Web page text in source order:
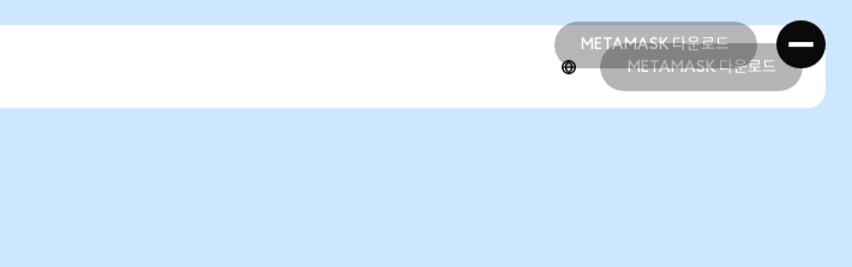
METAMASK 다운로드
METAMASK 다운로드
METAMASK 다운로드